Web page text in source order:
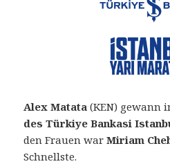
Alex Matata (KEN) gewann
des Türkiye Bankasi
den Frauen warMiriam
Schnellste.